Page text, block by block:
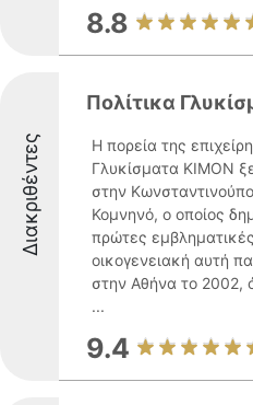
8.8
Διακριθέντες
Πολίτικα
Η πορεία της
Γλυκίσματα ΚΙΜΟΝ
στην
Κομνηνό, ο οποίος
πρώτες
οικογενειακή αυτή
στην Αθήνα το 2002,
...
9.4